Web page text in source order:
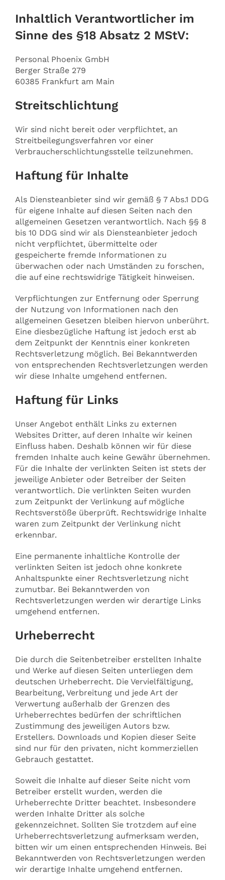
Inhaltlich Verantwortlicher im
Sinne des §18 Absatz 2 MStV:
Personal Phoenix GmbH
Berger Straße 279
60385 Frankfurt am Main
Streitschlichtung
Wir sind nicht bereit oder verpflichtet, an
Streitbeilegungsverfahren vor einer
Verbraucherschlichtungsstelle teilzunehmen.
Haftung für Inhalte
Als Diensteanbieter sind wir gemäß § 7 Abs.1 DDG
für eigene Inhalte auf diesen Seiten nach den
allgemeinen Gesetzen verantwortlich. Nach §§ 8
bis 10 DDG sind wir als Diensteanbieter jedoch
nicht verpflichtet, übermittelte oder
gespeicherte fremde Informationen zu
überwachen oder nach Umständen zu forschen,
die auf eine rechtswidrige Tätigkeit hinweisen.
Verpflichtungen zur Entfernung oder Sperrung
der Nutzung von Informationen nach den
allgemeinen Gesetzen bleiben hiervon unberührt.
Eine diesbezügliche Haftung ist jedoch erst ab
dem Zeitpunkt der Kenntnis einer konkreten
Rechtsverletzung möglich. Bei Bekanntwerden
von entsprechenden Rechtsverletzungen werden
wir diese Inhalte umgehend entfernen.
Haftung für Links
Unser Angebot enthält Links zu externen
Websites Dritter, auf deren Inhalte wir keinen
Einfluss haben. Deshalb können wir für diese
fremden Inhalte auch keine Gewähr übernehmen.
Für die Inhalte der verlinkten Seiten ist stets der
jeweilige Anbieter oder Betreiber der Seiten
verantwortlich. Die verlinkten Seiten wurden
zum Zeitpunkt der Verlinkung auf mögliche
Rechtsverstöße überprüft. Rechtswidrige Inhalte
waren zum Zeitpunkt der Verlinkung nicht
erkennbar.
Eine permanente inhaltliche Kontrolle der
verlinkten Seiten ist jedoch ohne konkrete
Anhaltspunkte einer Rechtsverletzung nicht
zumutbar. Bei Bekanntwerden von
Rechtsverletzungen werden wir derartige Links
umgehend entfernen.
Urheberrecht
Die durch die Seitenbetreiber erstellten Inhalte
und Werke auf diesen Seiten unterliegen dem
deutschen Urheberrecht. Die Vervielfältigung,
Bearbeitung, Verbreitung und jede Art der
Verwertung außerhalb der Grenzen des
Urheberrechtes bedürfen der schriftlichen
Zustimmung des jeweiligen Autors bzw.
Erstellers. Downloads und Kopien dieser Seite
sind nur für den privaten, nicht kommerziellen
Gebrauch gestattet.
Soweit die Inhalte auf dieser Seite nicht vom
Betreiber erstellt wurden, werden die
Urheberrechte Dritter beachtet. Insbesondere
werden Inhalte Dritter als solche
gekennzeichnet. Sollten Sie trotzdem auf eine
Urheberrechtsverletzung aufmerksam werden,
bitten wir um einen entsprechenden Hinweis. Bei
Bekanntwerden von Rechtsverletzungen werden
wir derartige Inhalte umgehend entfernen.